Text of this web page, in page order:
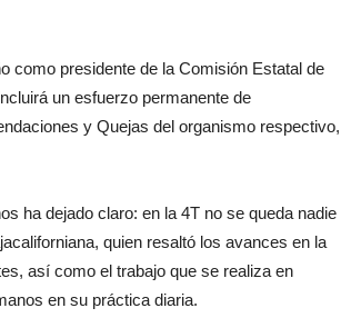
como presidente de la Comisión Estatal de
un esfuerzo permanente de
y Quejas del organismo respectivo,
ha dejado claro: en la 4T no se queda nadie
quien resaltó los avances en la
así como el trabajo que se realiza en
en su práctica diaria.